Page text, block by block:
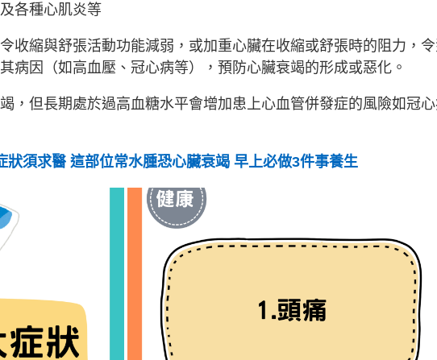
各種心肌炎等
收縮與舒張活動功能減弱，或加重心臟在收縮或舒張時的阻力，
病因（如高血壓、冠心病等），預防心臟衰竭的形成或惡化。
，但長期處於過高血糖水平會增加患上心血管併發症的風險如冠
狀須求醫 這部位常水腫恐心臟衰竭 早上必做3件事養生